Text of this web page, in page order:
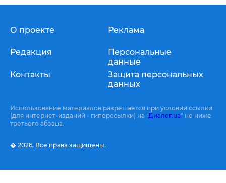
О проекте
Редакция
Контакты
Реклама
Персональные
данные
Защита персональных
данных
Использование материалов разрешается при условии ссылки
(для интернет-изданий - гиперссылки) на "Диалог.ua" не ниже
третьего абзаца.
� 2026, Все права защищены.